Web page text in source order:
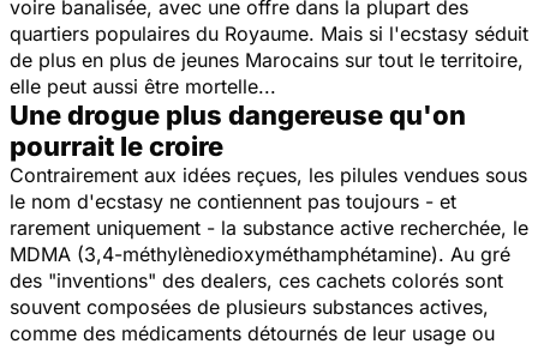
voire banalisée, avec une offre dans la plupart des
quartiers populaires du Royaume. Mais si l'ecstasy séduit
de plus en plus de jeunes Marocains sur tout le territoire,
elle peut aussi être mortelle...
Une drogue plus dangereuse qu'on
pourrait le croire
Contrairement aux idées reçues, les pilules vendues sous
le nom d'ecstasy ne contiennent pas toujours - et
rarement uniquement - la substance active recherchée, le
MDMA (3,4-méthylènedioxyméthamphétamine). Au gré
des "inventions" des dealers, ces cachets colorés sont
souvent composées de plusieurs substances actives,
comme des médicaments détournés de leur usage ou